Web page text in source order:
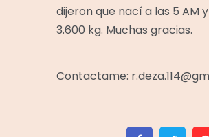
dijeron que nací a las 5 AM
3.600 kg. Muchas gracias.
Contactame: